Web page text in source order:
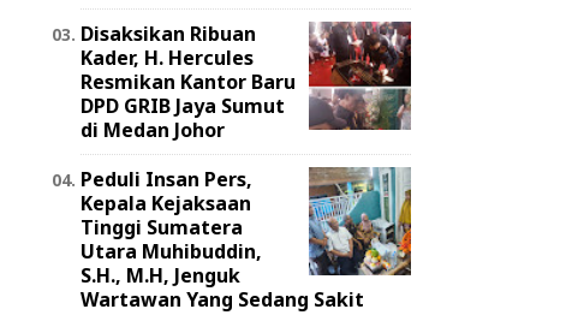
Disaksikan Ribuan
Kader, H. Hercules
Resmikan Kantor Baru
DPD GRIB Jaya Sumut
di Medan Johor
Peduli Insan Pers,
Kepala Kejaksaan
Tinggi Sumatera
Utara Muhibuddin,
S.H., M.H, Jenguk
Wartawan Yang Sedang Sakit